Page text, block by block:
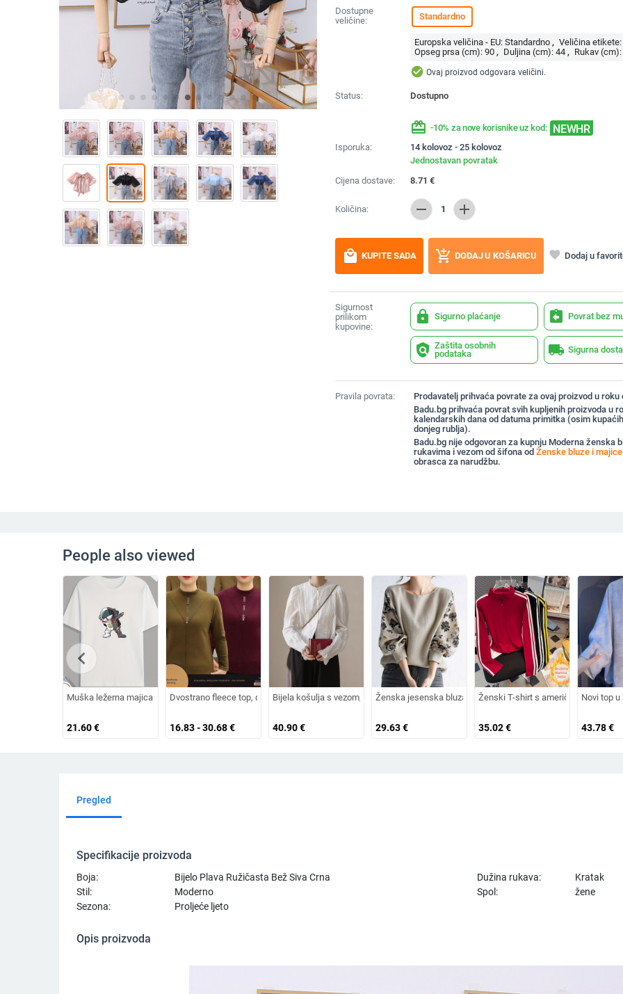
Dostupne
veličine:
Standardno
Europska veličina - EU: Standardno Veličina etikete:
Opseg prsa (cm): 90 Duljina (cm): 44 Rukav (cm):
check_circle Ovaj proizvod odgovara veličini.
Status: Dostupno
redeem -10% za nove korisnike uz kod: NEWHR
Isporuka:
14 kolovoz - 25 kolovoz
Jednostavan povratak
Cijena dostave:
8.71 €
Količina: remove 1 add
local_mall KUPITE SADA add_shopping_cart DODAJ U KOŠARICU favorite Dodaj u
Sigurnost
prilikom
kupovine:
lock Sigurno plaćanje assignment_return Povrat bez
policy Zaštita osobnih
podataka
local_shipping Sigurna
Pravila povrata:
Prodavatelj prihvaća povrate za ovaj proizvod u roku
Badu.bg prihvaća povrat svih kupljenih proizvoda u
kalendarskih dana od datuma primitka (osim
donjeg rublja).
Badu.bg nije odgovoran za kupnju Moderna ženska
rukavima i vezom od šifona od Ženske bluze i majice
obrasca za narudžbu.
People also viewed
Muška ležerna majica s printom Astronauta u pobjedničkoj pozi
21.60€
Dvostrano fleece top, debeli temeljni sloj za zimu, dugi rukavi
16.83 - 30.68€
Bijela košulja s vezom, s naboranim rukavima, stojeći ovratnik, smjesa pamuka i
40.90€
Ženska jesenska bluza s tiskom, okrugli izrez, rukavi u stilu
29.63€
Ženski T-shirt s američkim retro
35.02€
Novi top
43.78€
chevron_left
Pregled
Specifikacije proizvoda
Boja: Bijelo Plava Ružičasta Bež Siva Crna Dužina rukava:
Kratak
Stil:
Moderno Spol:
žene
Sezona:
Proljeće ljeto
Opis proizvoda